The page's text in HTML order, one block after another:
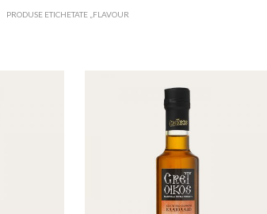
PRODUSE ETICHETATE „FLAVOUR